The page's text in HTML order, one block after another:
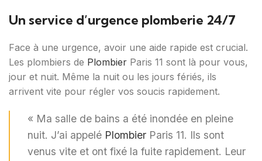
Un service d’urgence plomberie 24/7
Face à une urgence, avoir une aide rapide est crucial.
Les plombiers de Plombier Paris 11 sont là pour vous,
jour et nuit. Même la nuit ou les jours fériés, ils
arrivent vite pour régler vos soucis rapidement.
« Ma salle de bains a été inondée en pleine
nuit. J’ai appelé Plombier Paris 11. Ils sont
venus vite et ont fixé la fuite rapidement. Leur